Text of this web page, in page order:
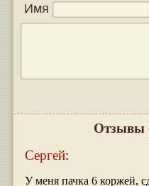
Имя
Отзывы
Сергей:
У меня пачка 6 коржей,